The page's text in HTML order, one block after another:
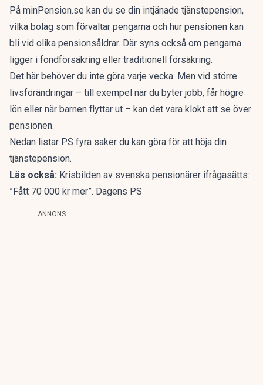
På minPension.se kan du se din intjänade tjänstepension,
vilka bolag som förvaltar pengarna och hur pensionen kan
bli vid olika pensionsåldrar. Där syns också om pengarna
ligger i fondförsäkring eller traditionell försäkring.
Det här behöver du inte göra varje vecka. Men vid större
livsförändringar – till exempel när du byter jobb, får högre
lön eller när barnen flyttar ut – kan det vara klokt att se över
pensionen.
Nedan listar PS fyra saker du kan göra för att höja din
tjänstepension.
Läs också: Krisbilden av svenska pensionärer ifrågasätts:
”Fått 70 000 kr mer”. Dagens PS
ANNONS